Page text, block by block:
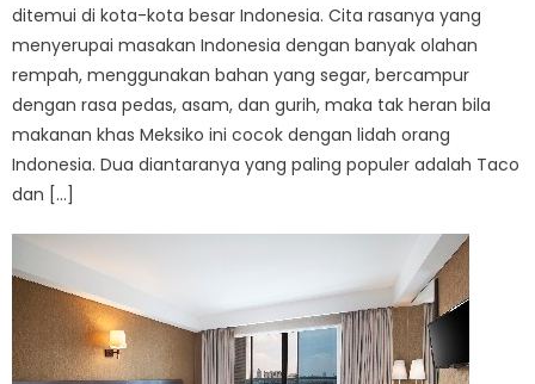
ditemui di kota-kota besar Indonesia. Cita rasanya yang
menyerupai masakan Indonesia dengan banyak olahan
rempah, menggunakan bahan yang segar, bercampur
dengan rasa pedas, asam, dan gurih, maka tak heran bila
makanan khas Meksiko ini cocok dengan lidah orang
Indonesia. Dua diantaranya yang paling populer adalah Taco
dan […]